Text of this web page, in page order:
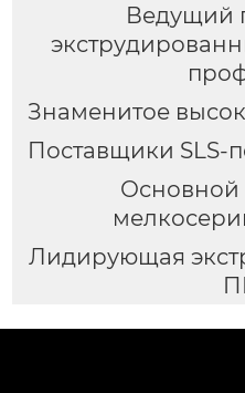
Ведущий
Знаменитое
Поставщики SLS-
Основной
Лидирующая